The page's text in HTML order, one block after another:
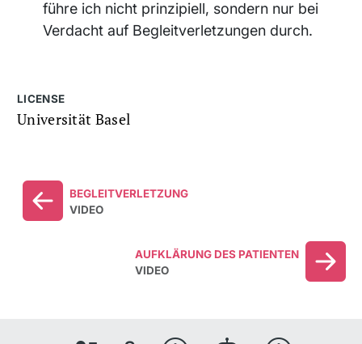
führe ich nicht prinzipiell, sondern nur bei
Verdacht auf Begleitverletzungen durch.
LICENSE
Universität Basel
BEGLEITVERLETZUNG
VIDEO
AUFKLÄRUNG DES PATIENTEN
VIDEO